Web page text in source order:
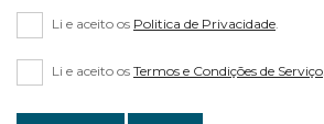
Li e aceito os Politica de Privacidade.
Li e aceito os Termos e Condições de Serviço